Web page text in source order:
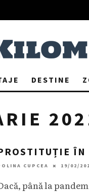
DESTINE
ÎN
CUPCEA 19/02/
până la